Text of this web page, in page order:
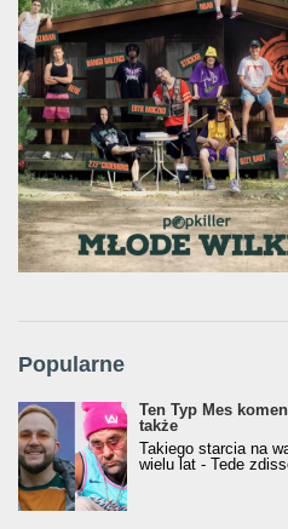
Popularne
Ten Typ Mes
także
Takiego starcia na
wielu lat - Tede